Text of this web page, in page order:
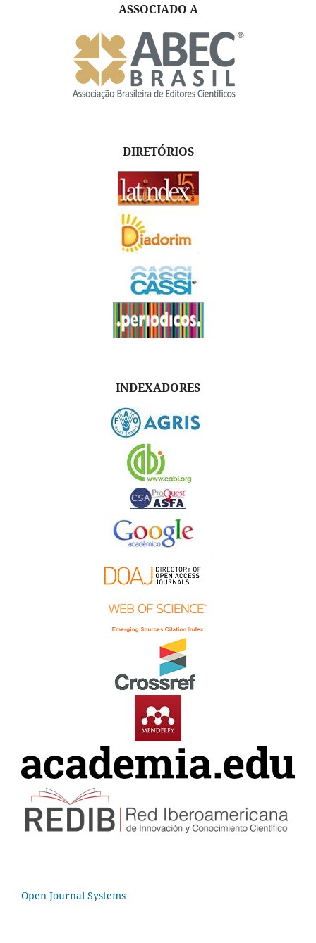
ASSOCIADO A
DIRETÓRIOS
INDEXADORES
Open Journal Systems